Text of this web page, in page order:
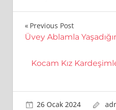
Yazı
gezinmesi
Previous Post
Üvey Ablamla
Kocam Kız
26 Ocak 2024